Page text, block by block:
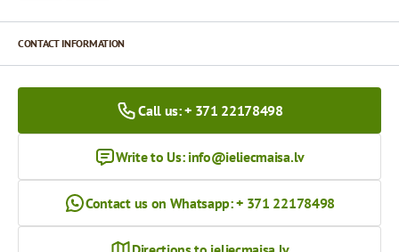
CONTACT INFORMATION
Call us: + 371 22178498
Write to Us: info@ieliecmaisa.lv
Contact us on Whatsapp: + 371 22178498